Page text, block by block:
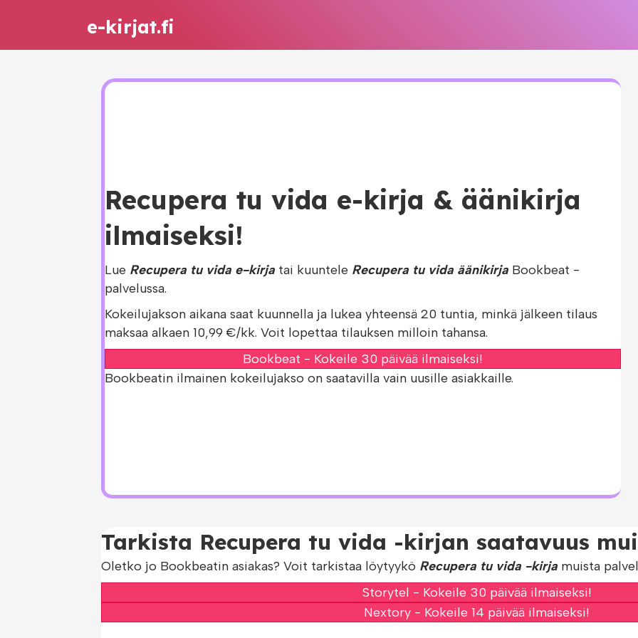
e-kirjat.fi
Recupera tu vida e-kirja & äänikirja
ilmaiseksi!
Lue Recupera tu vida e-kirja tai kuuntele Recupera tu vida äänikirja Bookbeat -
palvelussa.
Kokeilujakson aikana saat kuunnella ja lukea yhteensä 20 tuntia, minkä jälkeen tilaus
maksaa alkaen 10,99 €/kk. Voit lopettaa tilauksen milloin tahansa.
Bookbeat - Kokeile 30 päivää ilmaiseksi!
Bookbeatin ilmainen kokeilujakso on saatavilla vain uusille asiakkaille.
Tarkista Recupera tu vida -kirjan saatavuus
Oletko jo Bookbeatin asiakas? Voit tarkistaa löytyykö Recupera tu vida -kirja muista
Storytel - Kokeile 30 päivää ilmaiseksi!
Nextory - Kokeile 14 päivää ilmaiseksi!